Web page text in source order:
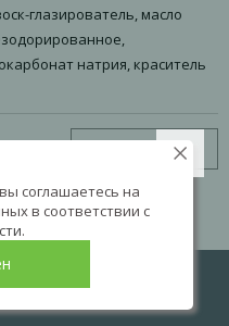
глазирователь, масло
натрия, краситель
Узнать цену
соглашаетесь на
в соответствии с
.